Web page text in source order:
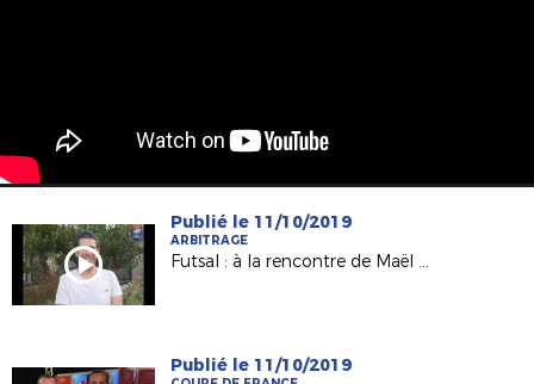
Publié le 11/10/2019
ARBITRAGE
Futsal : à la rencontre de Maël Messaoudi [EPISODE 2]
Publié le 11/10/2019